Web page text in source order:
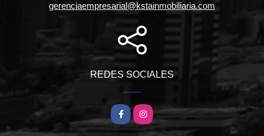
gerenciaempresarial@kstainmobiliaria.com
REDES SOCIALES
FacebookInstagram